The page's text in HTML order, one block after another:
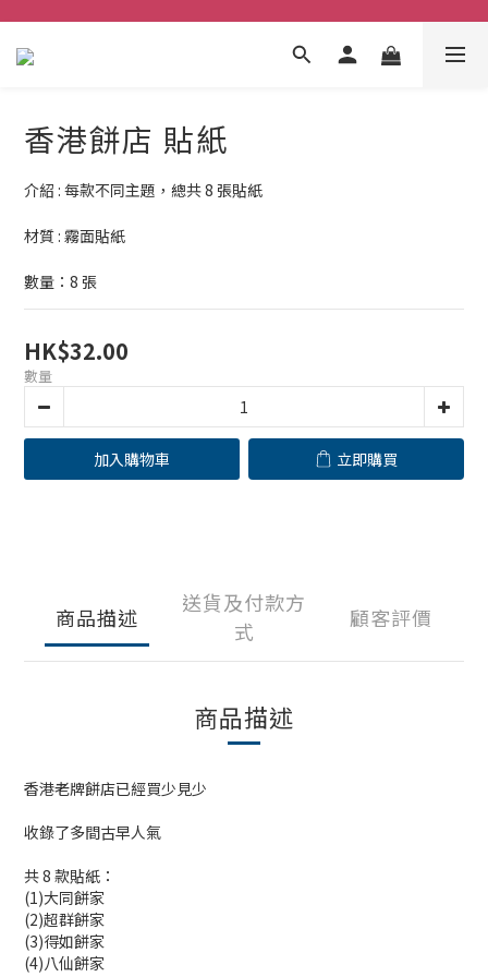
香港餅店 貼紙
介紹 : 每款不同主題，總共 8 張貼紙
材質 : 霧面貼紙
數量：8 張
HK$32.00
數量
加入購物車 立即購買
商品描述
送貨及付款方
式
顧客評價
商品描述
香港老牌餅店已經買少見少
收錄了多間古早人氣
共 8 款貼紙：
(1)大同餅家
(2)超群餅家
(3)得如餅家
(4)八仙餅家